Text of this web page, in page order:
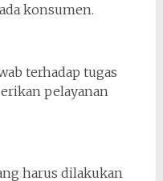
konsumen.
terhadap tugas
pelayanan
harus dilakukan